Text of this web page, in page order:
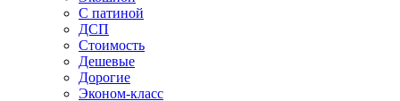
С патиной
ДСП
Стоимость
Дешевые
Дорогие
Эконом-класс